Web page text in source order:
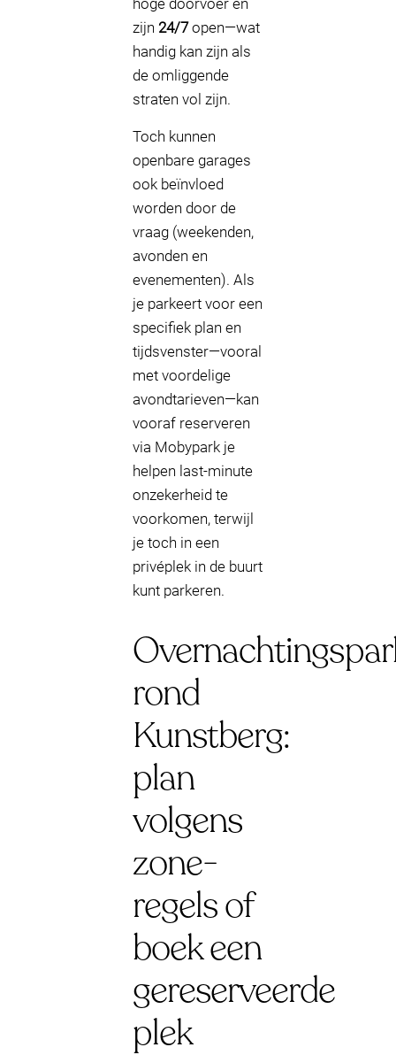
hoge doorvoer en
zijn 24/7open—wat
handig kan zijn als
de omliggende
straten vol zijn.
Toch kunnen
openbare garages
ook beïnvloed
worden door de
vraag (weekenden,
avonden en
evenementen). Als
je parkeert voor een
specifiek plan en
tijdsvenster—vooral
met voordelige
avondtarieven—kan
vooraf reserveren
via Mobypark je
helpen last-minute
onzekerheid te
voorkomen, terwijl
je toch in een
privéplek in de buurt
kunt parkeren.
rond
Kunstberg:
plan
volgens
zone-
regels of
boek een
gereserveerde
plek